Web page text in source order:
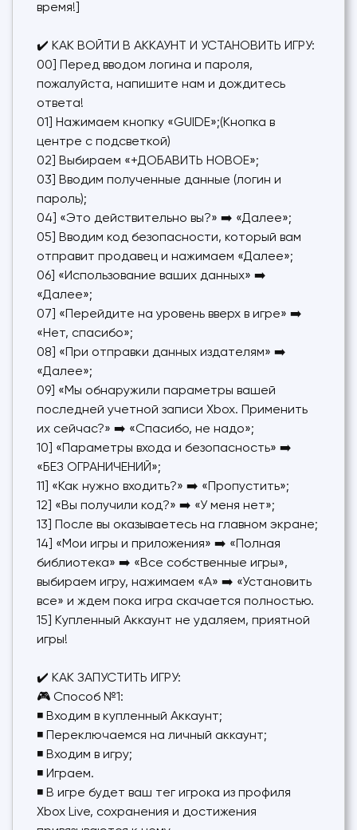
время!]
✔️ КАК ВОЙТИ В АККАУНТ И УСТАНОВИТЬ ИГРУ:
00] Перед вводом логина и пароля,
пожалуйста, напишите нам и дождитесь
ответа!
01] Нажимаем кнопку «GUIDE»;(Кнопка в
центре с подсветкой)
02] Выбираем «+ДОБАВИТЬ НОВОЕ»;
03] Вводим полученные данные (логин и
пароль);
04] «Это действительно вы?» ➡️ «Далее»;
05] Вводим код безопасности, который вам
отправит продавец и нажимаем «Далее»;
06] «Использование ваших данных» ➡️
«Далее»;
07] «Перейдите на уровень вверх в игре» ➡️
«Нет, спасибо»;
08] «При отправки данных издателям» ➡️
«Далее»;
09] «Мы обнаружили параметры вашей
последней учетной записи Xbox. Применить
их сейчас?» ➡️ «Спасибо, не надо»;
10] «Параметры входа и безопасность» ➡️
«БЕЗ ОГРАНИЧЕНИЙ»;
11] «Как нужно входить?» ➡️ «Пропустить»;
12] «Вы получили код?» ➡️ «У меня нет»;
13] После вы оказываетесь на главном экране;
14] «Мои игры и приложения» ➡️ «Полная
библиотека» ➡️ «Все собственные игры»,
выбираем игру, нажимаем «А» ➡️ «Установить
все» и ждем пока игра скачается полностью.
15] Купленный Аккаунт не удаляем, приятной
игры!
✔️ КАК ЗАПУСТИТЬ ИГРУ:
🎮 Способ №1:
◾ Входим в купленный Аккаунт;
◾ Переключаемся на личный аккаунт;
◾ Входим в игру;
◾ Играем.
◾ В игре будет ваш тег игрока из профиля
Xbox Live, сохранения и достижения